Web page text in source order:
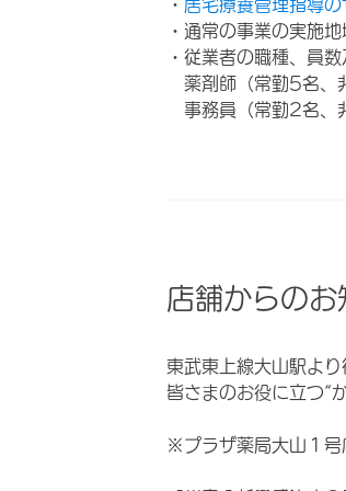
・ 居宅療養管理指導
・通常の事業の実施
・従業者の職種、員
薬剤師（常勤5名、
事務員（常勤2名、
店舗からのお
東武東上線大山駅よ
皆さまのお役に立つ“
※プラザ薬局大山１